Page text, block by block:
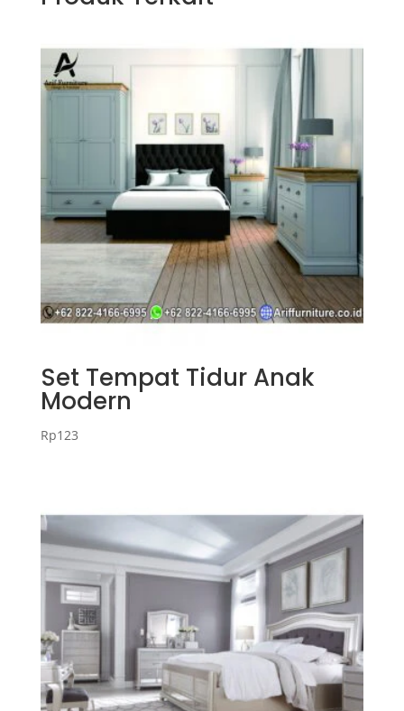
Set Tempat Tidur Anak
Modern
Rp123